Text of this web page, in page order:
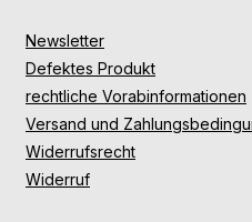
Newsletter
Defektes Produkt
rechtliche Vorabinformationen
Versand und
Widerrufsrecht
Widerruf